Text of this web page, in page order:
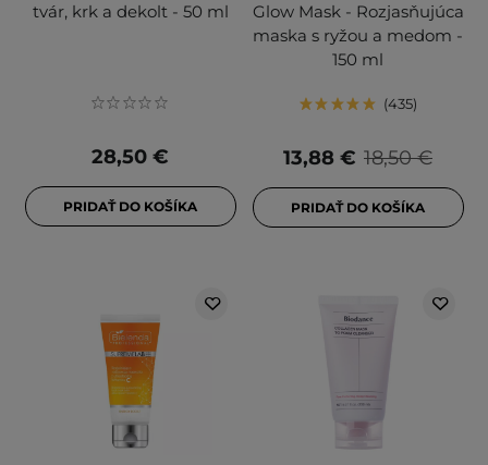
tvár, krk a dekolt - 50 ml
28,50 €
PRIDAŤ DO KOŠÍKA
Glow Mask - Rozjasňujúca
maska s ryžou a medom -
150 ml
435
18,50 €
13,88 €
PRIDAŤ DO KOŠÍKA